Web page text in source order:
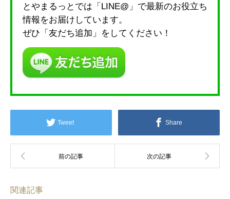
とやまるっとでは「LINE@」で最新のお役立ち
情報をお届けしています。
ぜひ「友だち追加」をしてください！
Tweet Share
関連記事